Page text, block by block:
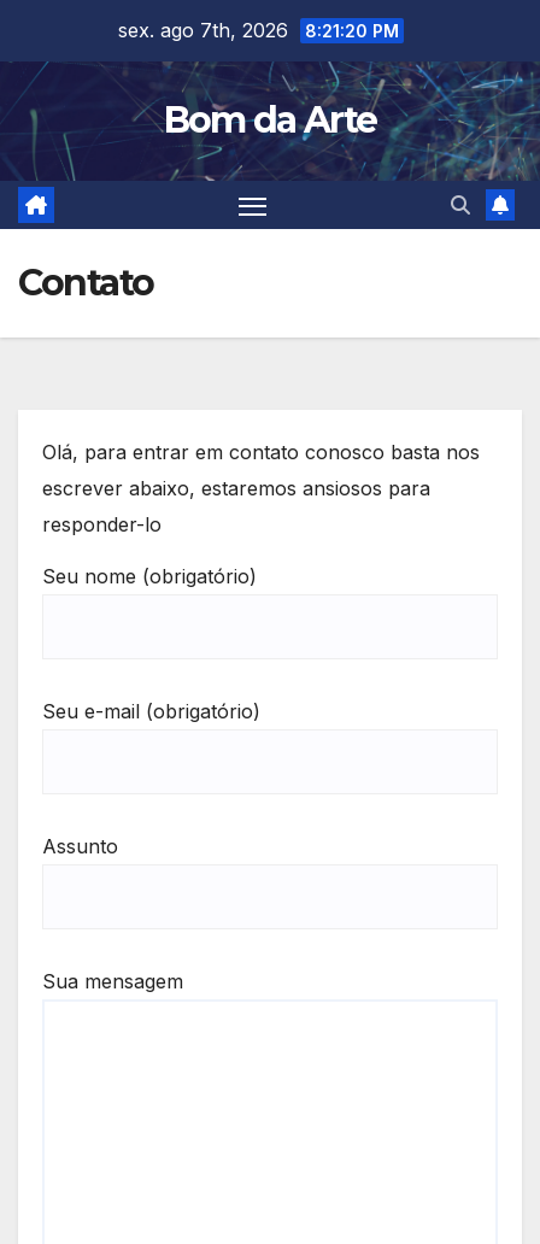
content
sex. ago 7th, 2026 8:21:20 PM
Bom da Arte
Contato
Olá, para entrar em contato conosco basta nos
escrever abaixo, estaremos ansiosos para
responder-lo
Seu nome (obrigatório)
Seu e-mail (obrigatório)
Assunto
Sua mensagem